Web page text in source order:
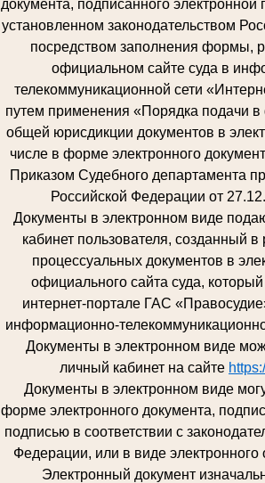
документа, подписанного электронной
установленном законодательством
посредством заполнения формы,
официальном сайте суда в
телекоммуникационной сети
путем применения «Порядка подачи
общей юрисдикции документов в
числе в форме электронного
Приказом Судебного департамента
Российской Федерации от
Документы в электронном виде
кабинет пользователя, созданный
процессуальных документов в
официального сайта суда,
интернет-портале ГАС
информационно-
Документы в электронном виде
личный кабинет на сайте
Документы в электронном виде
форме электронного документа,
подписью в соответствии с
Федерации, или в виде электронного
Электронный документ